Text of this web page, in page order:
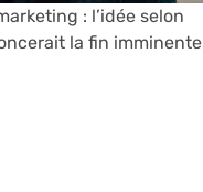
: l’idée selon
la fin imminente